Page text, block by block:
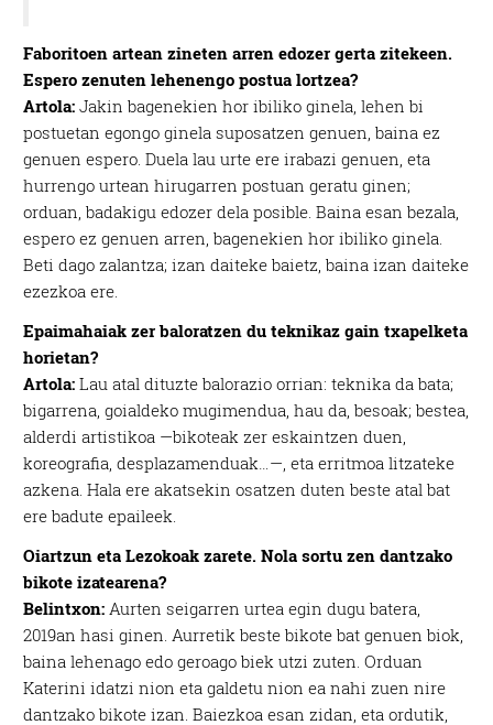
Faboritoen artean zineten arren edozer gerta zitekeen.
Espero zenuten lehenengo postua lortzea?
Artola:Jakin bagenekien hor ibiliko ginela, lehen bi
postuetan egongo ginela suposatzen genuen, baina ez
genuen espero. Duela lau urte ere irabazi genuen, eta
hurrengo urtean hirugarren postuan geratu ginen;
orduan, badakigu edozer dela posible. Baina esan bezala,
espero ez genuen arren, bagenekien hor ibiliko ginela.
Beti dago zalantza; izan daiteke baietz, baina izan daiteke
ezezkoa ere.
Epaimahaiak zer baloratzen du teknikaz gain txapelketa
horietan?
Artola:Lau atal dituzte balorazio orrian: teknika da bata;
bigarrena, goialdeko mugimendua, hau da, besoak; bestea,
alderdi artistikoa —bikoteak zer eskaintzen duen,
koreografia, desplazamenduak…—, eta erritmoa litzateke
azkena. Hala ere akatsekin osatzen duten beste atal bat
ere badute epaileek.
Oiartzun eta Lezokoak zarete. Nola sortu zen dantzako
bikote izatearena?
Belintxon:Aurten seigarren urtea egin dugu batera,
2019an hasi ginen. Aurretik beste bikote bat genuen biok,
baina lehenago edo geroago biek utzi zuten. Orduan
Katerini idatzi nion eta galdetu nion ea nahi zuen nire
dantzako bikote izan. Baiezkoa esan zidan, eta ordutik,